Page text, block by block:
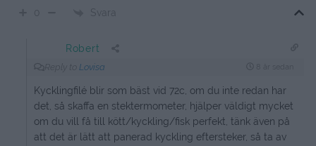
Svara
Robert
Lovisa
Kycklingfilé blir som bäst vid 72c, om du inte redan har
det, så skaffa en stektermometer, hjälper väldigt mycket
om du vill få till kött/kyckling/fisk perfekt, tänk även på
att det är lätt att panerad kyckling eftersteker, så ta av